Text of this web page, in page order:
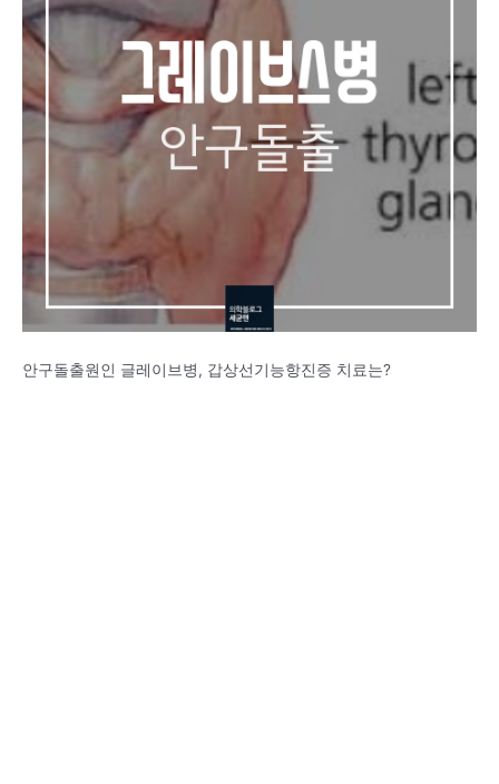
안구돌출원인 글레이브병, 갑상선기능항진증 치료는?